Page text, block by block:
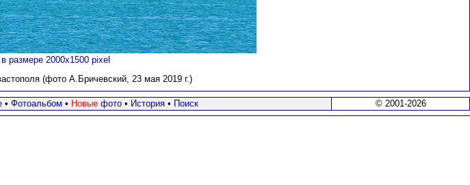
размере 2000х1500 pixel
(фото А.Бричевский, 23 мая 2019 г.)
• Фотоальбом • Новыефото • История• Поиск © 2001-2026